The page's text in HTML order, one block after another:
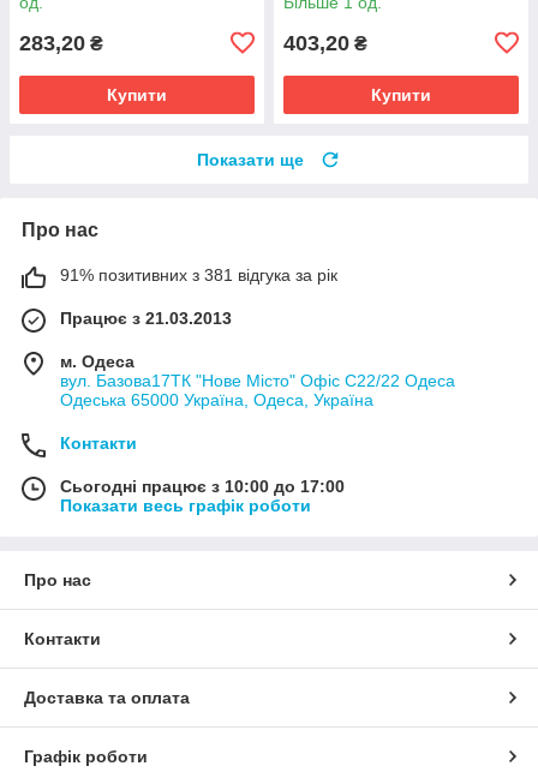
283,20 ₴
Купити
Велоседло.
403,20 ₴
Купити
Показати ще
Про нас
91% позитивних з 381 відгука за рік
Працює з 21.03.2013
м. Одеса
вул. Базова17ТК "Нове Місто" Офіс С22/22 Одеса
Одеська 65000 Україна, Одеса, Україна
Контакти
Сьогодні працює з 10:00 до 17:00
Показати весь графік роботи
Про нас
Контакти
Доставка та оплата
Графік роботи